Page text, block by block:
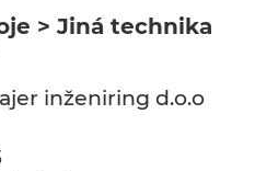
> Jiná technika
inženiring d.o.o